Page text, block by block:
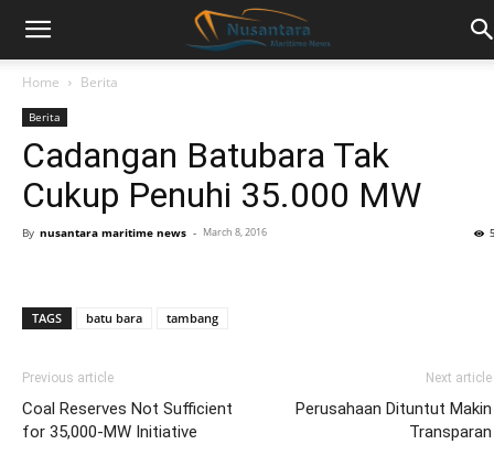
Home Berita
Berita
Cadangan Batubara Tak
Cukup Penuhi 35.000 MW
By nusantara maritime news - March 8, 2016
TAGS batu bara tambang
Previous article
Coal Reserves Not Sufficient
for 35,000-MW Initiative
Next article
Perusahaan Dituntut Makin
Transparan